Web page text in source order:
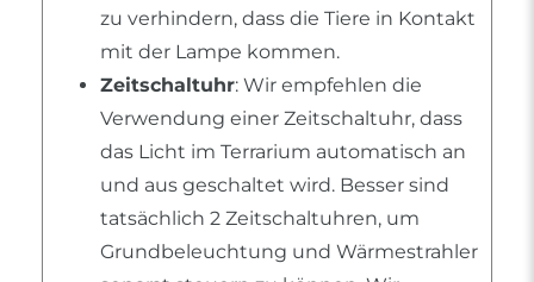
zu verhindern, dass die Tiere in Kontakt
mit der Lampe kommen.
Zeitschaltuhr: Wir empfehlen die
Verwendung einer Zeitschaltuhr, dass
das Licht im Terrarium automatisch an
und aus geschaltet wird. Besser sind
tatsächlich 2 Zeitschaltuhren, um
Grundbeleuchtung und Wärmestrahler